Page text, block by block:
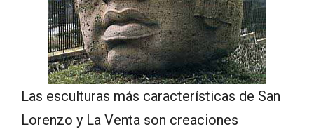
Las esculturas más características de San
Lorenzo y La Venta son creaciones